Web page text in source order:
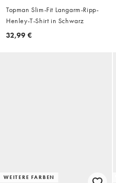
Topman Slim-Fit Langarm-Ripp-
Henley-T-Shirt in Schwarz
32,99 €
WEITERE FARBEN